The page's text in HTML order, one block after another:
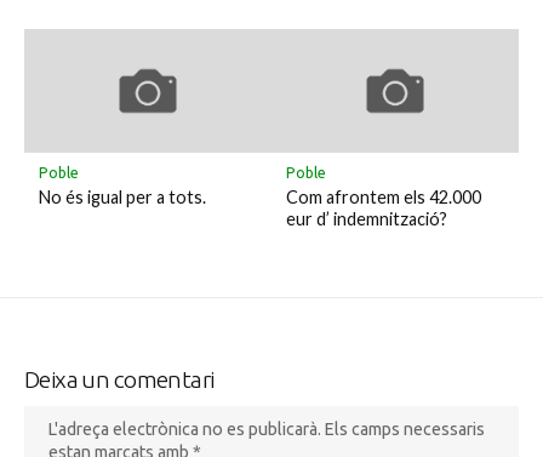
Poble
No és igual per a tots.
Poble
Com afrontem els 42.000
eur d’ indemnització?
Deixa un comentari
L'adreça electrònica no es publicarà. Els camps necessaris
estan marcats amb *